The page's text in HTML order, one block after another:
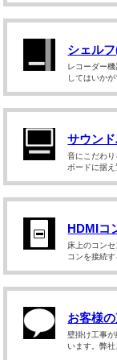
シェル
レコーダー
してはいか
サウン
音にこだわ
ボードに据
HDMIコ
床上のコン
コンを接続
お客様
壁掛け工事
います。弊